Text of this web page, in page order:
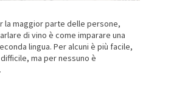
la maggior parte delle persone,
di vino è come imparare una
lingua. Per alcuni è più facile,
ma per nessuno è